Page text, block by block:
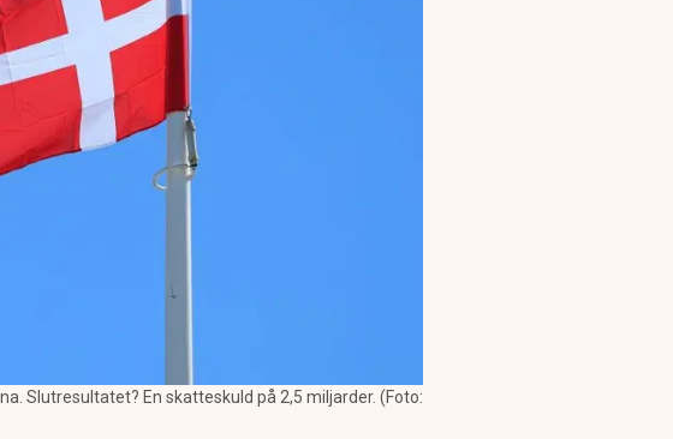
Slutresultatet? En skatteskuld på 2,5 miljarder. (Foto: